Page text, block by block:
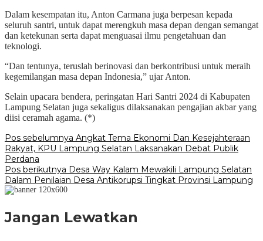
Dalam kesempatan itu, Anton Carmana juga berpesan kepada
seluruh santri, untuk dapat merengkuh masa depan dengan semangat
dan ketekunan serta dapat menguasai ilmu pengetahuan dan
teknologi.
“Dan tentunya, teruslah berinovasi dan berkontribusi untuk meraih
kegemilangan masa depan Indonesia,” ujar Anton.
Selain upacara bendera, peringatan Hari Santri 2024 di Kabupaten
Lampung Selatan juga sekaligus dilaksanakan pengajian akbar yang
diisi ceramah agama. (*)
Navigasi
pos
Pos sebelumnya Angkat Tema Ekonomi Dan Kesejahteraan
Rakyat, KPU Lampung Selatan Laksanakan Debat Publik
Perdana
Pos berikutnya Desa Way Kalam Mewakili Lampung Selatan
Dalam Penilaian Desa Antikorupsi Tingkat Provinsi Lampung
Jangan Lewatkan